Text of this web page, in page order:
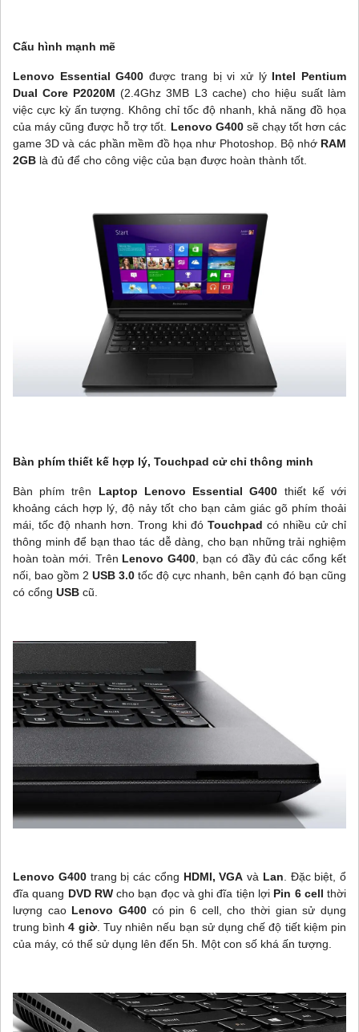
Cấu hình mạnh mẽ
Lenovo Essential G400được trang bị vi xử lý Intel Pentium
Dual Core P2020M (2.4Ghz 3MB L3 cache) cho hiệu suất làm
việc cực kỳ ấn tượng. Không chỉ tốc độ nhanh, khả năng đồ họa
của máy cũng được hỗ trợ tốt. Lenovo G400sẽ chạy tốt hơn các
game 3D và các phần mềm đồ họa như Photoshop. Bộ nhớ RAM
2GB là đủ để cho công việc của bạn được hoàn thành tốt.
Bàn phím thiết kế hợp lý, Touchpad cử chỉ thông minh
Bàn phím trên Laptop Lenovo Essential G400 thiết kế với
khoảng cách hợp lý, độ nảy tốt cho bạn cảm giác gõ phím thoải
mái, tốc độ nhanh hơn. Trong khi đó Touchpad có nhiều cử chỉ
thông minh để bạn thao tác dễ dàng, cho bạn những trải nghiệm
hoàn toàn mới. Trên Lenovo G400, bạn có đầy đủ các cổng kết
nối, bao gồm 2 USB 3.0 tốc độ cực nhanh, bên cạnh đó bạn cũng
có cổng USB cũ.
Lenovo G400 trang bị các cổng HDMI, VGA và Lan. Đặc biệt, ổ
đĩa quang DVD RWcho bạn đọc và ghi đĩa tiện lợi Pin 6 cell thời
lượng cao Lenovo G400 có pin 6 cell, cho thời gian sử dụng
trung bình4 giờ. Tuy nhiên nếu bạn sử dụng chế độ tiết kiệm pin
của máy, có thể sử dụng lên đến 5h. Một con số khá ấn tượng.